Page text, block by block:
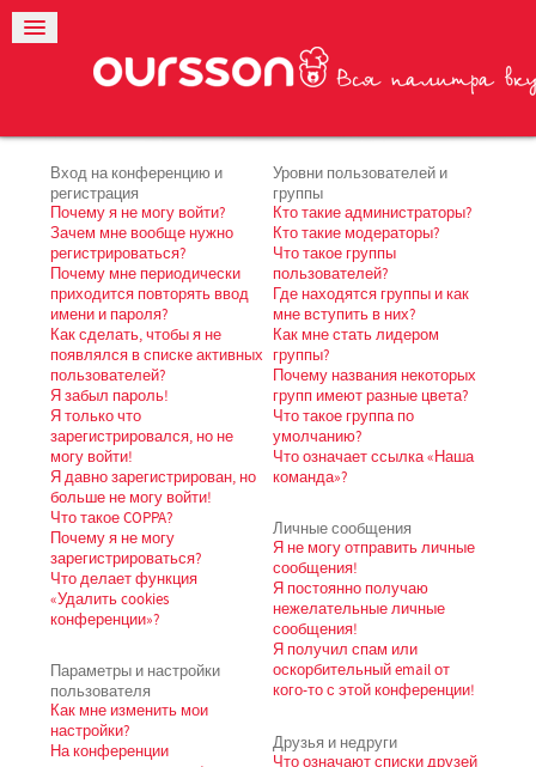
Вход на конференцию и
регистрация
Почему я не могу войти?
Зачем мне вообще нужно
регистрироваться?
Почему мне периодически
приходится повторять ввод
имени и пароля?
Как сделать, чтобы я не
появлялся в списке активных
пользователей?
Я забыл пароль!
Я только что
зарегистрировался, но не
могу войти!
Я давно зарегистрирован, но
больше не могу войти!
Что такое COPPA?
Почему я не могу
зарегистрироваться?
Что делает функция
«Удалить cookies
конференции»?
Параметры и настройки
пользователя
Как мне изменить мои
настройки?
На конференции
Уровни пользователей и
группы
Кто такие администраторы?
Кто такие модераторы?
Что такое группы
пользователей?
Где находятся группы и как
мне вступить в них?
Как мне стать лидером
группы?
Почему названия некоторых
групп имеют разные цвета?
Что такое группа по
умолчанию?
Что означает ссылка «Наша
команда»?
Личные сообщения
Я не могу отправить личные
сообщения!
Я постоянно получаю
нежелательные личные
сообщения!
Я получил спам или
оскорбительный email от
кого-то с этой конференции!
Друзья и недруги
Что означают списки друзей